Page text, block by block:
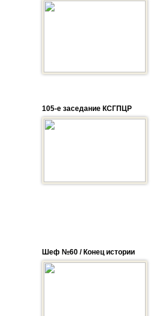
105-е заседание КСГПЦР
Шеф №60 / Конец истории